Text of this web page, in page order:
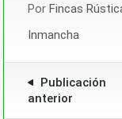
Por Fincas
Inmancha
Publicación
anterior